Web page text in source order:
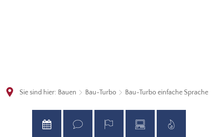
Sie sind hier: Bauen Bau-Turbo Bau-Turbo einfache Sprache